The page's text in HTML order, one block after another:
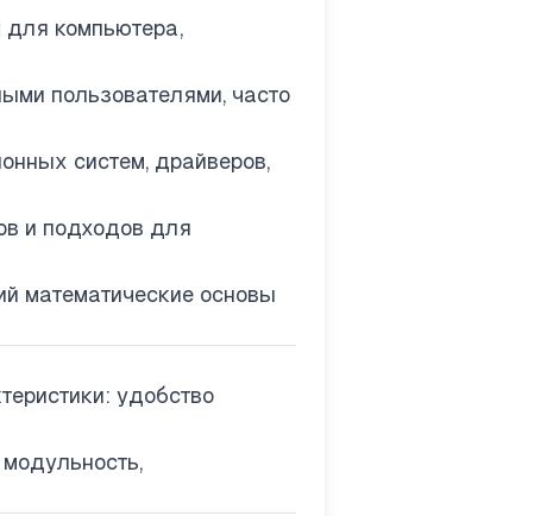
для компьютера,
пользователями, часто
систем, драйверов,
и подходов для
математические основы
удобство